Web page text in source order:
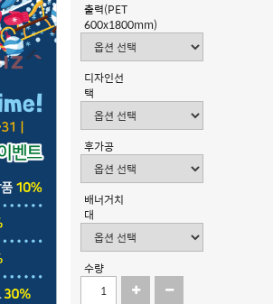
출력(PET
600x1800mm)
디자인선
택
후가공
배너거치
대
수량